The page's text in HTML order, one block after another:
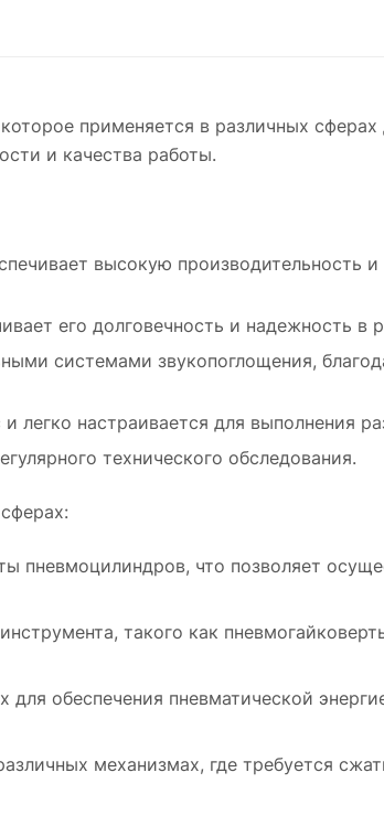
использован в различных
требуется сжатый воздух для
применяется в различных сферах
и качества работы.
высокую производительность
его долговечность и надежность в
системами звукопоглощения,
легко настраивается для выполнения
технического обследования.
пневмоцилиндров, что позволяет
такого как
обеспечения пневматической
механизмах, где требуется